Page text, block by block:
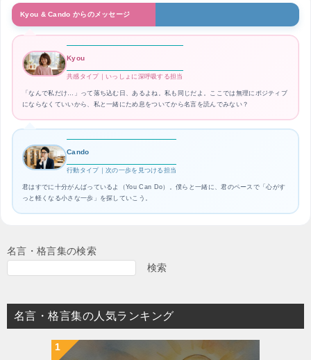
Kyou & Cando からのメッセージ
Kyou
共感タイプ｜いっしょに深呼吸する担当
「なんで私だけ…」って落ち込む日、あるよね。私も同じだよ。ここでは無理にポジティブ
にならなくていいから、私と一緒にため息をついてから名言を読んでみない？
Cando
行動タイプ｜次の一歩を見つける担当
君はすでに十分がんばっているよ（You Can Do）。僕らと一緒に、君のペースで「心がす
っと軽くなる小さな一歩」を探していこう。
名言・格言集の検索
検索
名言・格言集の人気ランキング